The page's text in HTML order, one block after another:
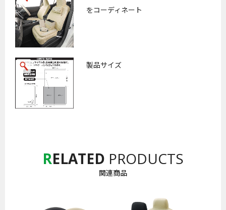
をコーディネート
製品サイズ
RELATED PRODUCTS
関連商品